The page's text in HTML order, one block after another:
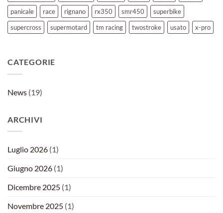
panicale
race rignano rx350 smr450
superbike
supercross
supermotard tm racing twostroke usato x-pro
CATEGORIE
News (19)
ARCHIVI
Luglio 2026 (1)
Giugno 2026 (1)
Dicembre 2025 (1)
Novembre 2025 (1)